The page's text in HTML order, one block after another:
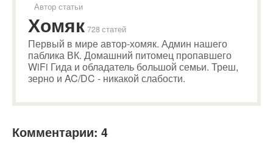
Автор статьи
Хомяк 728 статей
Первый в мире автор-хомяк. Админ нашего
паблика ВК. Домашний питомец пропавшего
WiFi Гида и обладатель большой семьи. Треш,
зерно и AC/DC - никакой слабости.
Комментарии: 4